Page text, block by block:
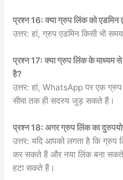
प्रश्न 16: क्या ग्रुप लिंक को एडमिन
उत्तर: हां, ग्रुप एडमिन किसी भी
प्रश्न 17: क्या ग्रुप लिंक के माध्यम से
है?
उत्तर: हां, WhatsApp पर एक
सीमा तक ही सदस्य जुड़ सकते हैं।
प्रश्न 18: अगर ग्रुप लिंक का
उत्तर: यदि आपको लगता है कि ग्रुप
कर सकते हैं और नया लिंक बना
हटा सकते हैं।